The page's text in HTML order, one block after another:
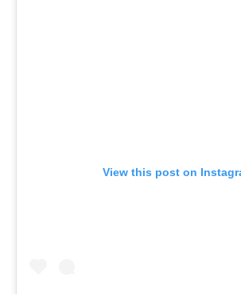
View this post on